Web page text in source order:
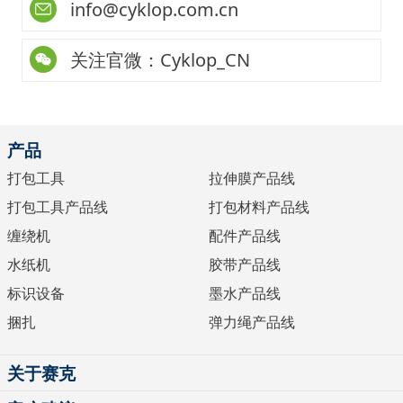
info@cyklop.com.cn
关注官微：Cyklop_CN
产品
打包工具
打包工具产品线
缠绕机
水纸机
标识设备
捆扎
拉伸膜产品线
打包材料产品线
配件产品线
胶带产品线
墨水产品线
弹力绳产品线
关于赛克